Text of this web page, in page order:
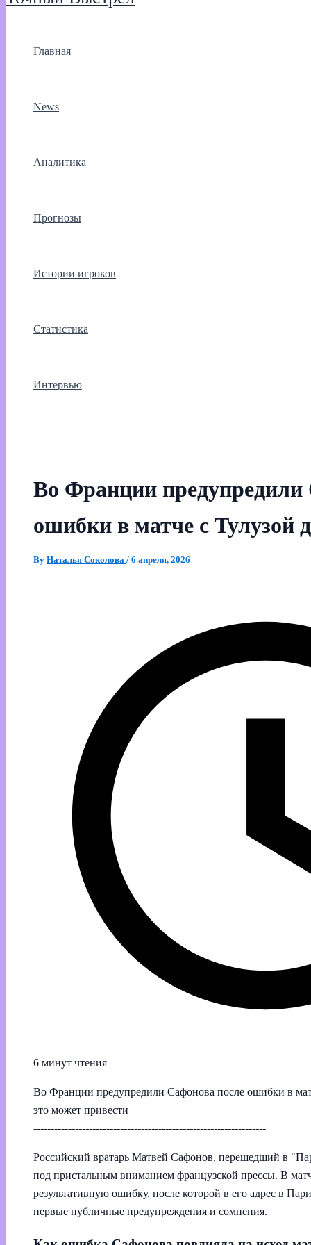
Главная
News
Аналитика
Прогнозы
Истории игроков
Статистика
Интервью
Во Франции предупредили
ошибки в матче с
By Наталья Соколова / 6 апреля, 2026
6 минут чтения
Во Франции предупредили Сафонова после ошибки в
это может привести
-------------------------------------------------------------------
Российский вратарь Матвей Сафонов, перешедший в
под пристальным вниманием французской прессы. В
результативную ошибку, после которой в его адрес в
первые публичные предупреждения и сомнения.